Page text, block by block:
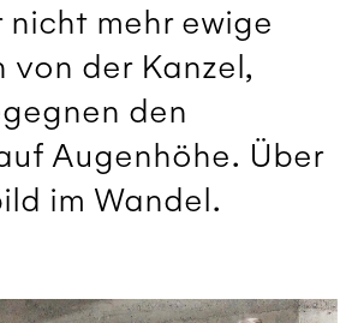
nicht mehr ewige
von der Kanzel,
den
Augenhöhe. Über
im Wandel.